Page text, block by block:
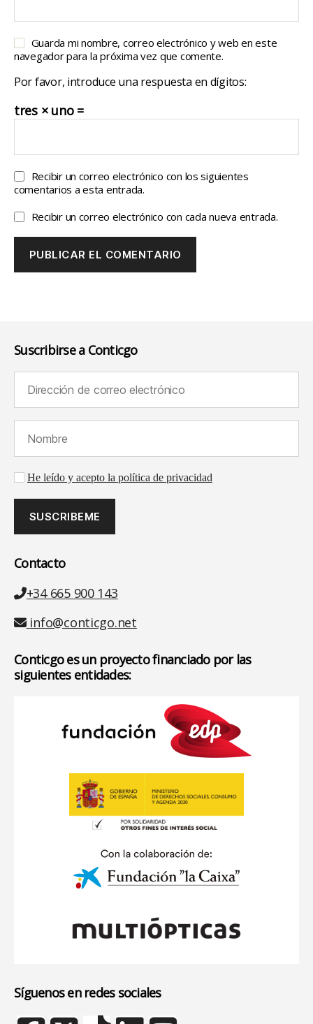
Guarda mi nombre, correo electrónico y web en este
navegador para la próxima vez que comente.
Por favor, introduce una respuesta en dígitos:
tres × uno =
Recibir un correo electrónico con los siguientes
comentarios a esta entrada.
Recibir un correo electrónico con cada nueva entrada.
Suscribirse a Conticgo
Aceptación de la política de privacidad
He leído y acepto la política de privacidad
Contacto
Teléfono
+34 665 900 143
Email
info@conticgo.net
Conticgo es un proyecto financiado por las
siguientes entidades:
Síguenos en redes sociales